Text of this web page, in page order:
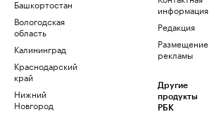
Башкортостан
Вологодская
область
Калининград
Краснодарский
край
Нижний
Новгород
информация
Редакция
Размещение
рекламы
Другие
продукты
РБК